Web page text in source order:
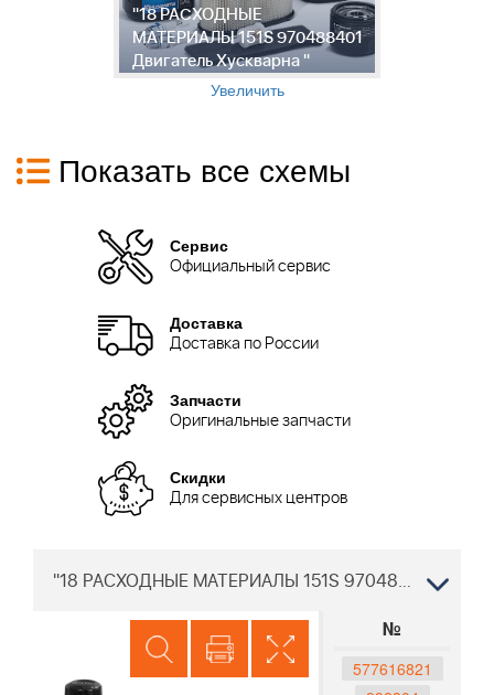
"18 РАСХОДНЫЕ
МАТЕРИАЛЫ 151S 970488401
Двигатель Хускварна "
Увеличить
Показать все схемы
Сервис
Официальный сервис
Доставка
Доставка по России
Запчасти
Оригинальные запчасти
Скидки
Для сервисных центров
"18 РАСХОДНЫЕ МАТЕРИАЛЫ 151S 970488401 Двигатель Хускварна "
№
577616821